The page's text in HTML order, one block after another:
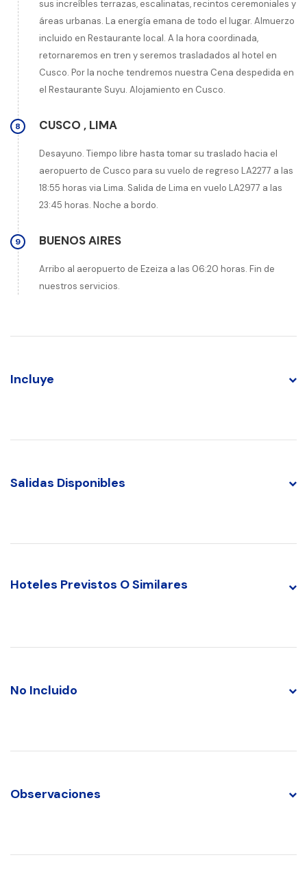
sus increíbles terrazas, escalinatas, recintos ceremoniales y
áreas urbanas. La energía emana de todo el lugar. Almuerzo
incluido en Restaurante local. A la hora coordinada,
retornaremos en tren y seremos trasladados al hotel en
Cusco. Por la noche tendremos nuestra Cena despedida en
el Restaurante Suyu. Alojamiento en Cusco.
8 CUSCO , LIMA
Desayuno. Tiempo libre hasta tomar su traslado hacia el
aeropuerto de Cusco para su vuelo de regreso LA2277 a las
18:55 horas via Lima. Salida de Lima en vuelo LA2977 a las
23:45 horas. Noche a bordo.
9 BUENOS AIRES
Arribo al aeropuerto de Ezeiza a las 06:20 horas. Fin de
nuestros servicios.
Incluye
Salidas Disponibles
Hoteles Previstos O Similares
No Incluido
Observaciones